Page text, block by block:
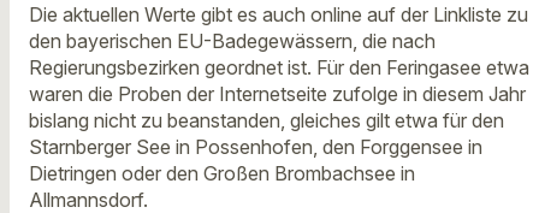
Die aktuellen Werte gibt es auch online auf der Linkliste zu
den bayerischen EU-Badegewässern, die nach
Regierungsbezirken geordnet ist. Für den Feringasee etwa
waren die Proben der Internetseite zufolge in diesem Jahr
bislang nicht zu beanstanden, gleiches gilt etwa für den
Starnberger See in Possenhofen, den Forggensee in
Dietringen oder den Großen Brombachsee in
Allmannsdorf.